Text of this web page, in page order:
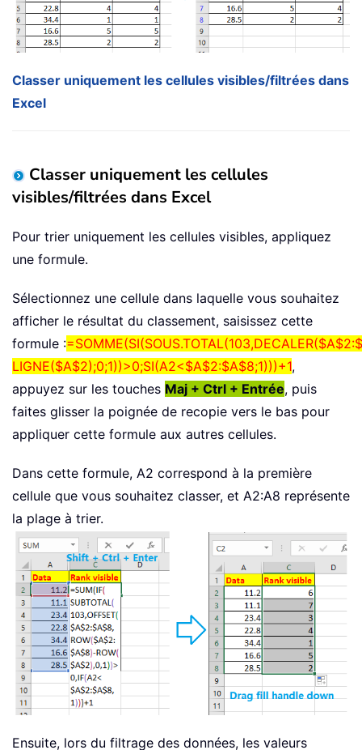
Classer uniquement les cellules visibles/filtrées dans
Excel
Classer uniquement les cellules
visibles/filtrées dans Excel
Pour trier uniquement les cellules visibles, appliquez
une formule.
Sélectionnez une cellule dans laquelle vous souhaitez
afficher le résultat du classement, saisissez cette
formule :
LIGNE($A$2);0;1))>0;SI(A2<$A$2:$A$8;1)))+1,
appuyez sur les touches Maj + Ctrl + Entrée, puis
faites glisser la poignée de recopie vers le bas pour
appliquer cette formule aux autres cellules.
Dans cette formule, A2 correspond à la première
cellule que vous souhaitez classer, et A2:A8 représente
la plage à trier.
Ensuite, lors du filtrage des données, les valeurs